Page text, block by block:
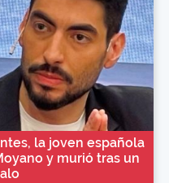
la joven española
y murió tras un